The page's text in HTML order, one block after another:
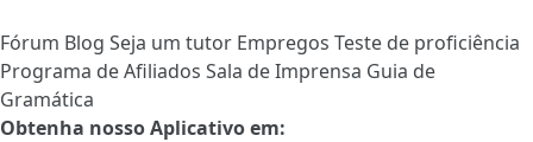
Fórum Blog Seja um tutor Empregos Teste de proficiência
Programa de Afiliados Sala de Imprensa Guia de
Gramática
Obtenha nosso Aplicativo em: